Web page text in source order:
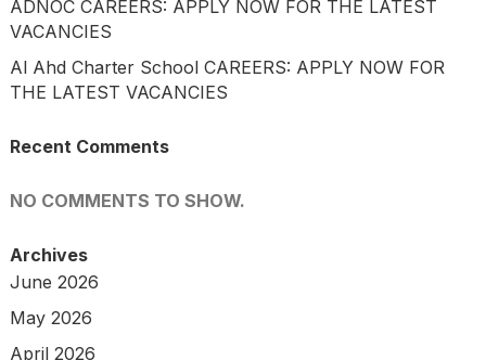
ADNOC CAREERS: APPLY NOW FOR THE LATEST
VACANCIES
Al Ahd Charter School CAREERS: APPLY NOW FOR
THE LATEST VACANCIES
Recent Comments
NO COMMENTS TO SHOW.
Archives
June 2026
May 2026
April 2026